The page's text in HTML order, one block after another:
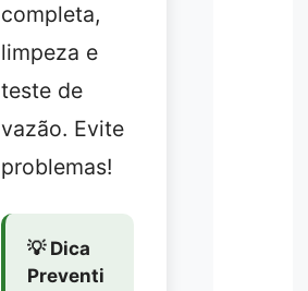
completa,
limpeza e
teste de
vazão. Evite
problemas!
💡 Dica
Preventi